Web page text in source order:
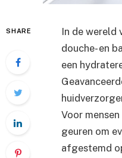
SHARE
In de wereld
douche- en
een
Voor
geuren om
afgestemd